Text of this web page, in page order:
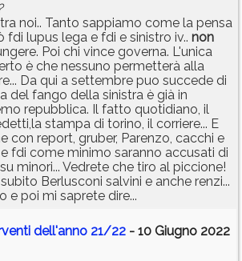
noi.. Tanto sappiamo come la pensa
fdi lupus lega e fdi e sinistro iv.. non
Poi chi vince governa. L'unica
è che nessuno permetterà alla
Da qui a settembre puo succede di
del fango della sinistra è già in
repubblica. Il fatto quotidiano, il
stampa di torino, il corriere... E
con report, gruber, Parenzo, cacchi e
fdi come minimo saranno accusati di
minori... Vedrete che tiro al piccione!
Berlusconi salvini e anche renzi...
e poi mi saprete dire...
dell'anno 21/22 - 10 Giugno 2022